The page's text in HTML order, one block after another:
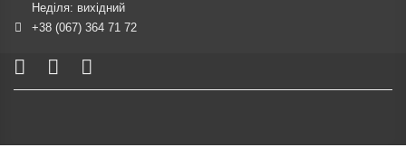
Неділя: вихідний
+38 (067) 364 71 72